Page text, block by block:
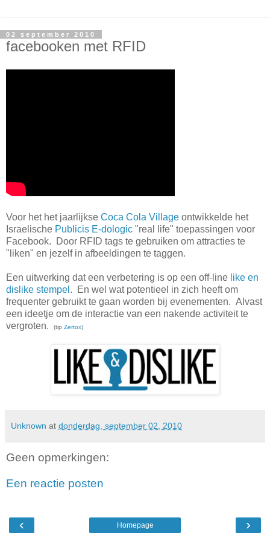
02 september 2010
facebooken met RFID
Voor het het jaarlijkse Coca Cola Village ontwikkelde het
Israelische Publicis E-dologic "real life" toepassingen voor
Facebook. Door RFID tags te gebruiken om attracties te
"liken" en jezelf in afbeeldingen te taggen.
Een uitwerking dat een verbetering is op een off-line like en
dislike stempel . En wel wat potentieel in zich heeft om
frequenter gebruikt te gaan worden bij evenementen. Alvast
een ideetje om de interactie van een nakende activiteit te
vergroten.
(tip Zertox)
Unknown at donderdag, september 02, 2010
Geen opmerkingen:
Een reactie posten
‹ ›
Homepage